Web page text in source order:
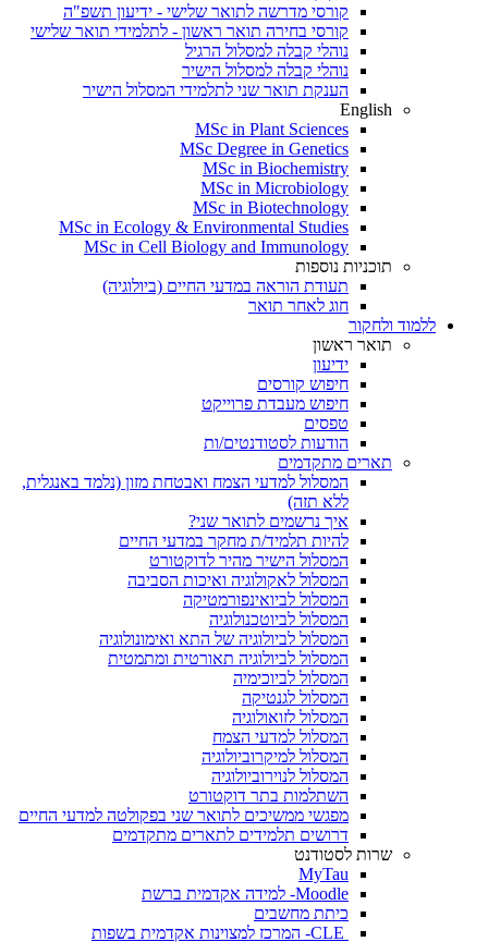
קורסי מדרשה לתואר שלישי - ידיעון תשפ"ה
קורסי בחירה תואר ראשון - לתלמידי תואר שלישי
נוהלי קבלה למסלול הרגיל
נוהלי קבלה למסלול הישיר
הענקת תואר שני לתלמידי המסלול הישיר
English
MSc in Plant Sciences
MSc Degree in Genetics
MSc in Biochemistry
MSc in Microbiology
MSc in Biotechnology
MSc in Ecology & Environmental Studies
MSc in Cell Biology and Immunology
תוכניות נוספות
תעודת הוראה במדעי החיים (ביולוגיה)
חוג לאחר תואר
ללמוד ולחקור
תואר ראשון
ידיעון
חיפוש קורסים
חיפוש מעבדת פרוייקט
טפסים
הודעות לסטודנטים/ות
תארים מתקדמים
המסלול למדעי הצמח ואבטחת מזון (נלמד באנגלית,
ללא תזה)
איך נרשמים לתואר שני?
להיות תלמיד/ת מחקר במדעי החיים
המסלול הישיר מהיר לדוקטורט
המסלול לאקולוגיה ואיכות הסביבה
המסלול לביואינפורמטיקה
המסלול לביוטכנולוגיה
המסלול לביולוגיה של התא ואימונולוגיה
המסלול לביולוגיה תאורטית ומתמטית
המסלול לביוכימיה
המסלול לגנטיקה
המסלול לזואולוגיה
המסלול למדעי הצמח
המסלול למיקרוביולוגיה
המסלול לנוירוביולוגיה
השתלמות בתר דוקטורט
מפגשי ממשיכים לתואר שני בפקולטה למדעי החיים
דרושים תלמידים לתארים מתקדמים
שרות לסטודנט
MyTau
Moodle- למידה אקדמית ברשת
כיתת מחשבים